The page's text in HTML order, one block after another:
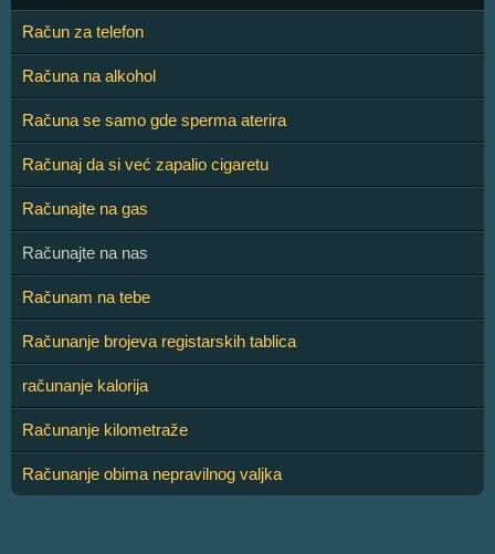
Račun za telefon
Računa na alkohol
Računa se samo gde sperma aterira
Računaj da si već zapalio cigaretu
Računajte na gas
Računajte na nas
Računam na tebe
Računanje brojeva registarskih tablica
računanje kalorija
Računanje kilometraže
Računanje obima nepravilnog valjka